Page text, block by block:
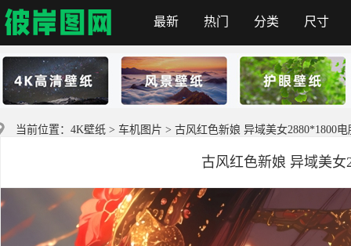
首页
最新 热门 分类 尺寸
当前位置： 4K壁纸 > 车机图片 > 古风红色新娘 异域美女2880*1800电
古风红色新娘 异域美女